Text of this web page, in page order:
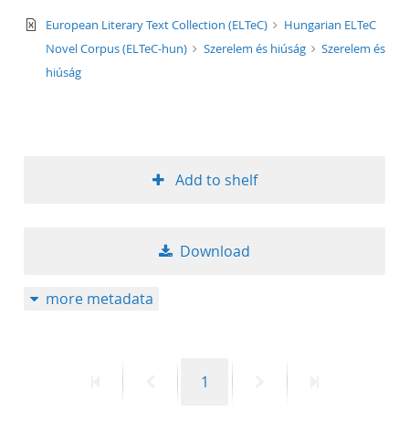
text/xml
European Literary Text Collection (ELTeC)
Hungarian ELTeC
Novel Corpus (ELTeC-hun)
Szerelem és hiúság
Szerelem és
hiúság
Add to shelf
Download
more metadata
PreviousPage
1